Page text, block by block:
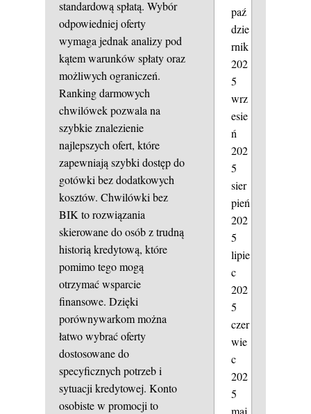
standardową spłatą. Wybór
odpowiedniej oferty
wymaga jednak analizy pod
kątem warunków spłaty oraz
możliwych ograniczeń.
Ranking darmowych
chwilówek pozwala na
szybkie znalezienie
najlepszych ofert, które
zapewniają szybki dostęp do
gotówki bez dodatkowych
kosztów. Chwilówki bez
BIK to rozwiązania
skierowane do osób z trudną
historią kredytową, które
pomimo tego mogą
otrzymać wsparcie
finansowe. Dzięki
porównywarkom można
łatwo wybrać oferty
dostosowane do
specyficznych potrzeb i
sytuacji kredytowej. Konto
osobiste w promocji to
paź
dzie
rnik
202
5
wrz
esie
ń
202
5
sier
pień
202
5
lipie
c
202
5
czer
wie
c
202
5
maj